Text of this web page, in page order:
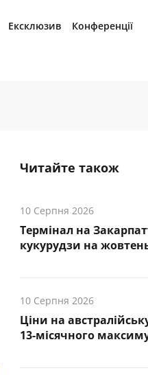
Ексклюзив Конференції
Читайте також
10 Серпня 2026
Термінал на
кукурудзи на
10 Серпня 2026
Ціни на
13-місячного